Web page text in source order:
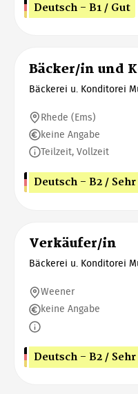
Deutsch - B1 / Gut
Bäcker/in und
Bäckerei u. Konditorei
Rhede (Ems)
keine Angabe
Teilzeit, Vollzeit
Deutsch - B2 /
Verkäufer/in
Bäckerei u. Konditorei
Weener
keine Angabe
Deutsch - B2 /